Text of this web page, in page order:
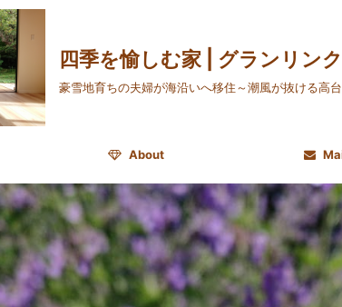
四季を愉しむ家 | グランリン
豪雪地育ちの夫婦が海沿いへ移住～潮風が抜ける高
About